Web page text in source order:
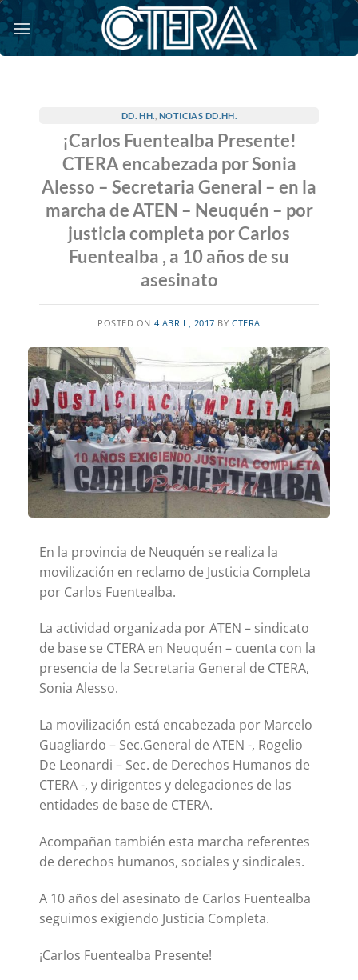
Saltar
al
contenido
DD. HH. NOTICIAS DD.HH.
¡Carlos Fuentealba Presente!
CTERA encabezada por Sonia
Alesso – Secretaria General – en la
marcha de ATEN – Neuquén – por
justicia completa por Carlos
Fuentealba , a 10 años de su
asesinato
POSTED ON 4 ABRIL, 2017 BYCTERA
En la provincia de Neuquén se realiza la
movilización en reclamo de Justicia Completa
por Carlos Fuentealba.
La actividad organizada por ATEN – sindicato
de base se CTERA en Neuquén – cuenta con la
presencia de la Secretaria General de CTERA,
Sonia Alesso.
La movilización está encabezada por Marcelo
Guagliardo – Sec.General de ATEN -, Rogelio
De Leonardi – Sec. de Derechos Humanos de
CTERA -, y dirigentes y delegaciones de las
entidades de base de CTERA.
Acompañan también esta marcha referentes
de derechos humanos, sociales y sindicales.
A 10 años del asesinato de Carlos Fuentealba
seguimos exigiendo Justicia Completa.
¡Carlos Fuentealba Presente!